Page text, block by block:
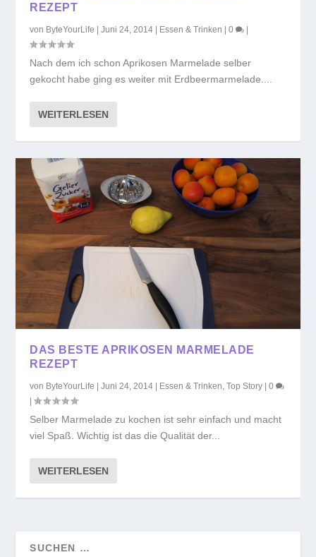
REZEPT
von ByteYourLife |Juni 24, 2014 | Essen & Trinken |0 |
Nach dem ich schon Aprikosen Marmelade selber
gekocht habe ging es weiter mit Erdbeermarmelade....
WEITERLESEN
DAS BESTE APRIKOSEN MARMELADE
REZEPT
von ByteYourLife |Juni 24, 2014 | Essen & Trinken ,Top Story |0
|
Selber Marmelade zu kochen ist sehr einfach und macht
viel Spaß. Wichtig ist das die Qualität der...
WEITERLESEN